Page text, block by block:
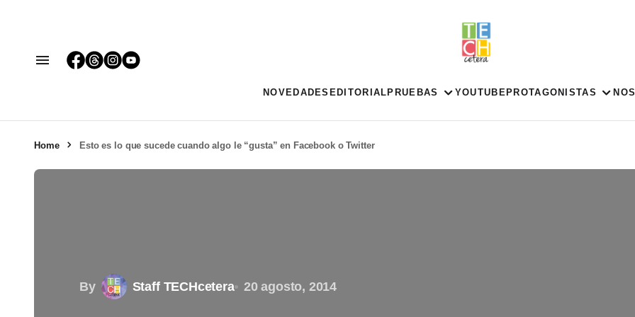
NOVEDADES EDITORIAL PRUEBAS YOUTUBE PROTAGONISTAS
Home Esto es lo que sucede cuando algo le “gusta” en Facebook o Twitter
By Staff TECHcetera 20 agosto, 2014